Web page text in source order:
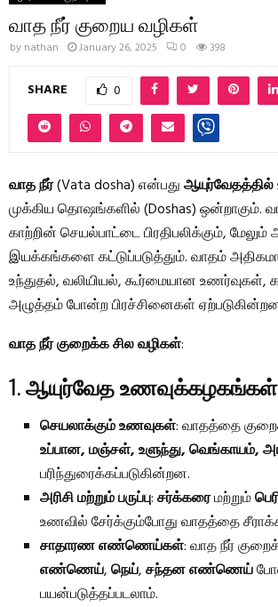
வாத நீர் குறைய வழிகள்
by nathan January 26, 2025 0 398
SHARE 0
வாத நீர்(Vata dosha) என்பதுஆயுர்வேதத்தில்
முக்கிய தொஷங்களில் (Doshas) ஒன்றாகும்.
காற்றின் செயல்பாட்டை பிரதிபலிக்கும், மேலும்
இயக்கங்களை கட்டுப்படுத்தும். வாதம்
உந்துதல், வலியியல், கூர்மையான உணர்வுகள்,
அழுத்தம் போன்ற பிரச்சினைகள்
வாத நீர் குறைக்க சில வழிகள்:
1.ஆயுர்வேத
செயலாக்கும் உணவுகள்: வாதத்தை
உப்பான, மஞ்சள், உளுந்து, வெங்காயம்,
பரிந்துரைக்கப்படுகின்றன.
அரிசி மற்றும் பருப்பு:சர்க்கரைமற்றும்
உணவில் சேர்க்கும்போது வாதத்தை
சாதாரண எண்ணெய்கள்: வாத நீர்
எண்ணெய்,நெய்,சந்தன எண்ணெய்
பயன்படுத்தப்படலாம்.